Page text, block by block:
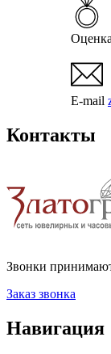
E-mail
Контакты
Звонки
Заказ звонка
Навигация